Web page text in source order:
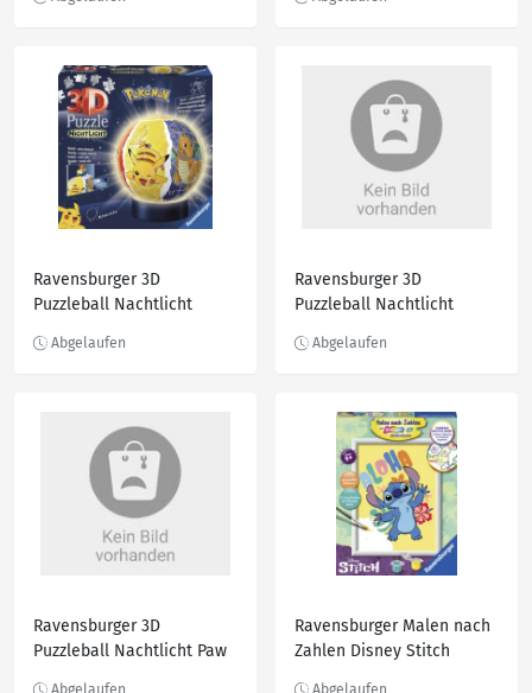
Ravensburger 3D
Puzzleball Nachtlicht
Ravensburger 3D
Puzzleball Nachtlicht
Ravensburger 3D
Puzzleball Nachtlicht Paw
Ravensburger Malen nach
Zahlen Disney Stitch